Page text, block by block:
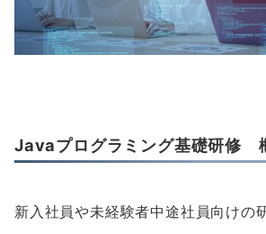
Javaプログラミング基礎研修
新入社員や未経験者中途社員向けの